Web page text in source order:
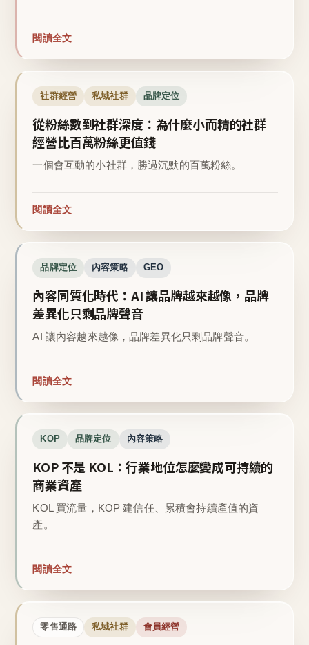
閱讀全文
社群經營 私域社群 品牌定位
從粉絲數到社群深度：為什麼小而精的社群
經營比百萬粉絲更值錢
一個會互動的小社群，勝過沉默的百萬粉絲。
閱讀全文
品牌定位 內容策略 GEO
內容同質化時代：AI 讓品牌越來越像，品牌
差異化只剩品牌聲音
AI 讓內容越來越像，品牌差異化只剩品牌聲音。
閱讀全文
KOP 品牌定位 內容策略
KOP 不是 KOL：行業地位怎麼變成可持續的
商業資產
KOL 買流量，KOP 建信任、累積會持續產值的資
產。
閱讀全文
零售通路 私域社群 會員經營